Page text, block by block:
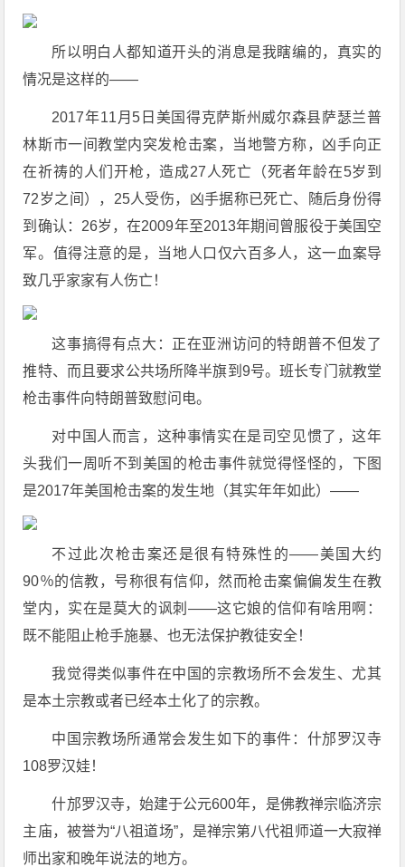
所以明白人都知道开头的消息是我瞎编的，真实的
情况是这样的——
2017年11月5日美国得克萨斯州威尔森县萨瑟兰普
林斯市一间教堂内突发枪击案，当地警方称，凶手向正
在祈祷的人们开枪，造成27人死亡（死者年龄在5岁到
72岁之间），25人受伤，凶手据称已死亡、随后身份得
到确认：26岁，在2009年至2013年期间曾服役于美国空
军。值得注意的是，当地人口仅六百多人，这一血案导
致几乎家家有人伤亡！
这事搞得有点大：正在亚洲访问的特朗普不但发了
推特、而且要求公共场所降半旗到9号。班长专门就教堂
枪击事件向特朗普致慰问电。
对中国人而言，这种事情实在是司空见惯了，这年
头我们一周听不到美国的枪击事件就觉得怪怪的，下图
是2017年美国枪击案的发生地（其实年年如此）——
不过此次枪击案还是很有特殊性的——美国大约
90％的信教，号称很有信仰，然而枪击案偏偏发生在教
堂内，实在是莫大的讽刺——这它娘的信仰有啥用啊：
既不能阻止枪手施暴、也无法保护教徒安全！
我觉得类似事件在中国的宗教场所不会发生、尤其
是本土宗教或者已经本土化了的宗教。
中国宗教场所通常会发生如下的事件：什邡罗汉寺
108罗汉娃！
什邡罗汉寺，始建于公元600年，是佛教禅宗临济宗
主庙，被誉为“八祖道场”，是禅宗第八代祖师道一大寂禅
师出家和晚年说法的地方。